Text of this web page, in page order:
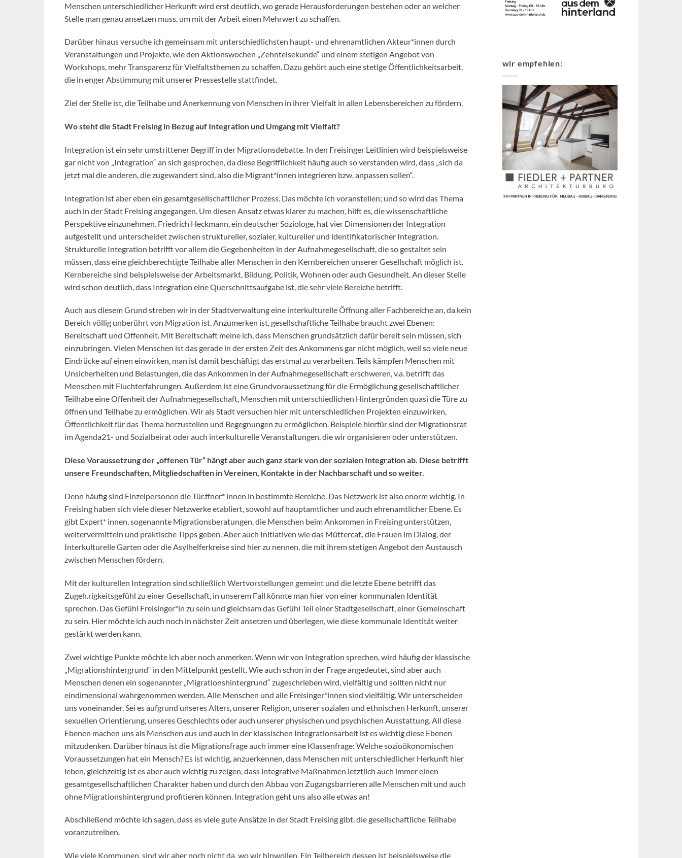
Menschen unterschiedlicher Herkunft wird erst deutlich, wo gerade Herausforderungen bestehen oder an welcher
Stelle man genau ansetzen muss, um mit der Arbeit einen Mehrwert zu schaffen.
Darüber hinaus versuche ich gemeinsam mit unterschiedlichsten haupt- und ehrenamtlichen Akteur*innen durch
Veranstaltungen und Projekte, wie den Aktionswochen „Zehntelsekunde“ und einem stetigen Angebot von
Workshops, mehr Transparenz für Vielfaltsthemen zu schaffen. Dazu gehört auch eine stetige Öffentlichkeitsarbeit,
die in enger Abstimmung mit unserer Pressestelle stattfindet.
Ziel der Stelle ist, die Teilhabe und Anerkennung von Menschen in ihrer Vielfalt in allen Lebensbereichen zu fördern.
Wo steht die Stadt Freising in Bezug auf Integration und Umgang mit Vielfalt?
Integration ist ein sehr umstrittener Begriff in der Migrationsdebatte. In den Freisinger Leitlinien wird beispielsweise
gar nicht von „Integration“ an sich gesprochen, da diese Begrifflichkeit häufig auch so verstanden wird, dass „sich da
jetzt mal die anderen, die zugewandert sind, also die Migrant*innen integrieren bzw. anpassen sollen“.
Integration ist aber eben ein gesamtgesellschaftlicher Prozess. Das möchte ich voranstellen; und so wird das Thema
auch in der Stadt Freising angegangen. Um diesen Ansatz etwas klarer zu machen, hilft es, die wissenschaftliche
Perspektive einzunehmen. Friedrich Heckmann, ein deutscher Soziologe, hat vier Dimensionen der Integration
aufgestellt und unterscheidet zwischen struktureller, sozialer, kultureller und identifikatorischer Integration.
Strukturelle Integration betrifft vor allem die Gegebenheiten in der Aufnahmegesellschaft, die so gestaltet sein
müssen, dass eine gleichberechtigte Teilhabe aller Menschen in den Kernbereichen unserer Gesellschaft möglich ist.
Kernbereiche sind beispielsweise der Arbeitsmarkt, Bildung, Politik, Wohnen oder auch Gesundheit. An dieser Stelle
wird schon deutlich, dass Integration eine Querschnittsaufgabe ist, die sehr viele Bereiche betrifft.
Auch aus diesem Grund streben wir in der Stadtverwaltung eine interkulturelle Öffnung aller Fachbereiche an, da kein
Bereich völlig unberührt von Migration ist. Anzumerken ist, gesellschaftliche Teilhabe braucht zwei Ebenen:
Bereitschaft und Offenheit. Mit Bereitschaft meine ich, dass Menschen grundsätzlich dafür bereit sein müssen, sich
einzubringen. Vielen Menschen ist das gerade in der ersten Zeit des Ankommens gar nicht möglich, weil so viele neue
Eindrücke auf einen einwirken, man ist damit beschäftigt das erstmal zu verarbeiten. Teils kämpfen Menschen mit
Unsicherheiten und Belastungen, die das Ankommen in der Aufnahmegesellschaft erschweren, v.a. betrifft das
Menschen mit Fluchterfahrungen. Außerdem ist eine Grundvoraussetzung für die Ermöglichung gesellschaftlicher
Teilhabe eine Offenheit der Aufnahmegesellschaft, Menschen mit unterschiedlichen Hintergründen quasi die Türe zu
öffnen und Teilhabe zu ermöglichen. Wir als Stadt versuchen hier mit unterschiedlichen Projekten einzuwirken,
Öffentlichkeit für das Thema herzustellen und Begegnungen zu ermöglichen. Beispiele hierfür sind der Migrationsrat
im Agenda21- und Sozialbeirat oder auch interkulturelle Veranstaltungen, die wir organisieren oder unterstützen.
Diese Voraussetzung der „offenen Tür“ hängt aber auch ganz stark von der sozialen Integration ab. Diese betrifft
unsere Freundschaften, Mitgliedschaften in Vereinen, Kontakte in der Nachbarschaft und so weiter.
Denn häufig sind Einzelpersonen die Tür.ffner* innen in bestimmte Bereiche. Das Netzwerk ist also enorm wichtig. In
Freising haben sich viele dieser Netzwerke etabliert, sowohl auf hauptamtlicher und auch ehrenamtlicher Ebene. Es
gibt Expert* innen, sogenannte Migrationsberatungen, die Menschen beim Ankommen in Freising unterstützen,
weitervermitteln und praktische Tipps geben. Aber auch Initiativen wie das Müttercaf., die Frauen im Dialog, der
Interkulturelle Garten oder die Asylhelferkreise sind hier zu nennen, die mit ihrem stetigen Angebot den Austausch
zwischen Menschen fördern.
Mit der kulturellen Integration sind schließlich Wertvorstellungen gemeint und die letzte Ebene betrifft das
Zugeh.rigkeitsgefühl zu einer Gesellschaft, in unserem Fall könnte man hier von einer kommunalen Identität
sprechen. Das Gefühl Freisinger*in zu sein und gleichsam das Gefühl Teil einer Stadtgesellschaft, einer Gemeinschaft
zu sein. Hier möchte ich auch noch in nächster Zeit ansetzen und überlegen, wie diese kommunale Identität weiter
gestärkt werden kann.
Zwei wichtige Punkte möchte ich aber noch anmerken. Wenn wir von Integration sprechen, wird häufig der klassische
„Migrationshintergrund“ in den Mittelpunkt gestellt. Wie auch schon in der Frage angedeutet, sind aber auch
Menschen denen ein sogenannter „Migrationshintergrund“ zugeschrieben wird, vielfältig und sollten nicht nur
eindimensional wahrgenommen werden. Alle Menschen und alle Freisinger*innen sind vielfältig. Wir unterscheiden
uns voneinander. Sei es aufgrund unseres Alters, unserer Religion, unserer sozialen und ethnischen Herkunft, unserer
sexuellen Orientierung, unseres Geschlechts oder auch unserer physischen und psychischen Ausstattung. All diese
Ebenen machen uns als Menschen aus und auch in der klassischen Integrationsarbeit ist es wichtig diese Ebenen
mitzudenken. Darüber hinaus ist die Migrationsfrage auch immer eine Klassenfrage: Welche sozioökonomischen
Voraussetzungen hat ein Mensch? Es ist wichtig, anzuerkennen, dass Menschen mit unterschiedlicher Herkunft hier
leben, gleichzeitig ist es aber auch wichtig zu zeigen, dass integrative Maßnahmen letztlich auch immer einen
gesamtgesellschaftlichen Charakter haben und durch den Abbau von Zugangsbarrieren alle Menschen mit und auch
ohne Migrationshintergrund profitieren können. Integration geht uns also alle etwas an!
Abschließend möchte ich sagen, dass es viele gute Ansätze in der Stadt Freising gibt, die gesellschaftliche Teilhabe
voranzutreiben.
Wie viele Kommunen, sind wir aber noch nicht da, wo wir hinwollen. Ein Teilbereich dessen ist beispielsweise die
wir empfehlen: